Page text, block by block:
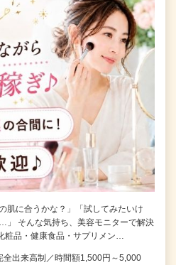
肌に合うかな？」「試してみたいけ
」 そんな気持ち、美容モニターで解決
粧品・健康食品・サプリメン…
全出来高制／時間額1,500円～5,000